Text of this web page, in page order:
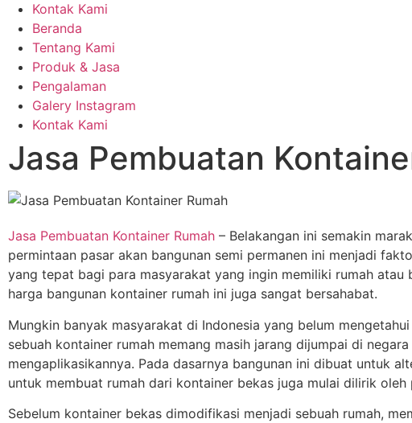
Kontak Kami
Beranda
Tentang Kami
Produk & Jasa
Pengalaman
Galery Instagram
Kontak Kami
Jasa Pembuatan
Jasa Pembuatan Kontainer Rumah – Belakangan ini semakin
permintaan pasar akan bangunan semi permanen ini menjadi
yang tepat bagi para masyarakat yang ingin memiliki rumah
harga bangunan kontainer rumah ini juga sangat bersahabat.
Mungkin banyak masyarakat di Indonesia yang belum
sebuah kontainer rumah memang masih jarang dijumpai di
mengaplikasikannya. Pada dasarnya bangunan ini dibuat untuk
untuk membuat rumah dari kontainer bekas juga mulai dilirik
Sebelum kontainer bekas dimodifikasi menjadi sebuah rumah,